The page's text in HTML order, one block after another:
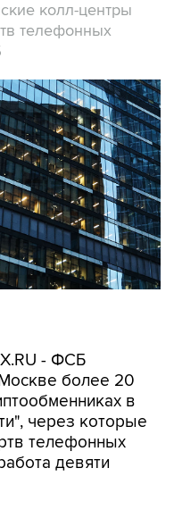
колл-центры
телефонных
- ФСБ
более 20
в
через которые
телефонных
девяти